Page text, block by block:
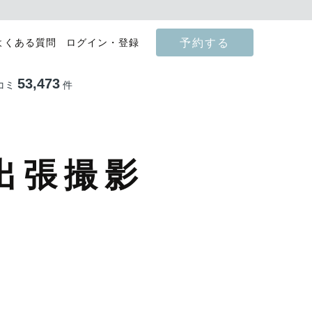
くある質問 ログイン・登録 予約する
ミ 53,473件
張撮影